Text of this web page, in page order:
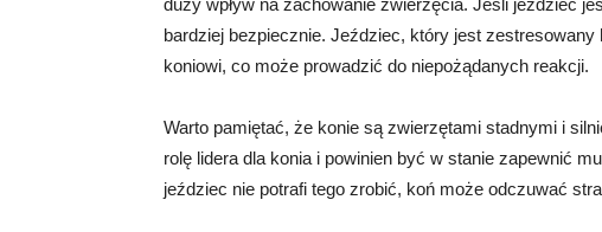
duży wpływ na zachowanie zwierzęcia. Jeśli jeździec
bardziej bezpiecznie. Jeździec, który jest
koniowi, co może prowadzić do niepożądanych reakcji.
Warto pamiętać, że konie są zwierzętami stadnymi i
rolę lidera dla konia i powinien być w stanie zapewnić
jeździec nie potrafi tego zrobić, koń może odczuwać